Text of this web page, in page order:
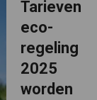
Tarieven
eco-
regeling
2025
worden